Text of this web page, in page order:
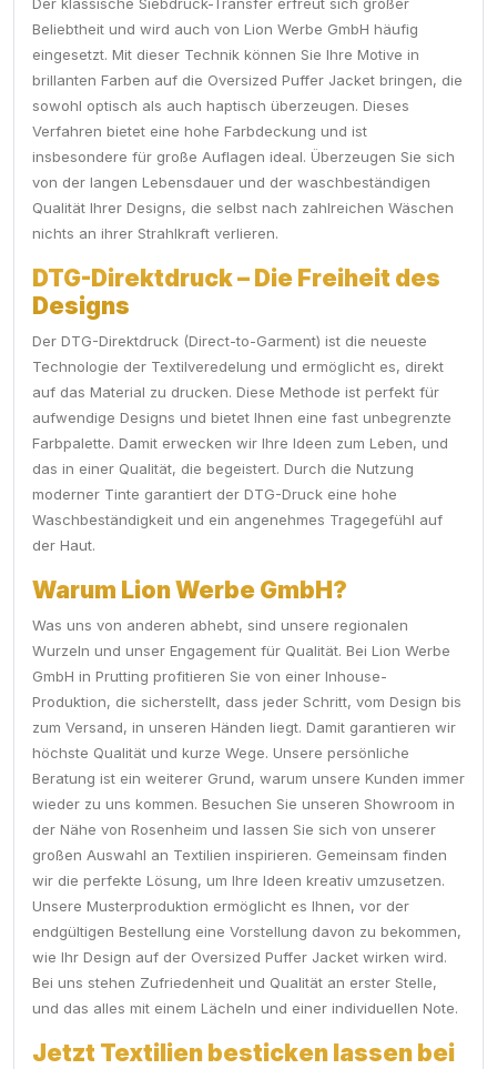
Beliebtheit und wird auch von Lion Werbe GmbH häufig
eingesetzt. Mit dieser Technik können Sie Ihre Motive in
brillanten Farben auf die Oversized Puffer Jacket bringen, die
sowohl optisch als auch haptisch überzeugen. Dieses
Verfahren bietet eine hohe Farbdeckung und ist
insbesondere für große Auflagen ideal. Überzeugen Sie sich
von der langen Lebensdauer und der waschbeständigen
Qualität Ihrer Designs, die selbst nach zahlreichen Wäschen
nichts an ihrer Strahlkraft verlieren.
DTG-Direktdruck – Die Freiheit des
Designs
Der DTG-Direktdruck (Direct-to-Garment) ist die neueste
Technologie der Textilveredelung und ermöglicht es, direkt
auf das Material zu drucken. Diese Methode ist perfekt für
aufwendige Designs und bietet Ihnen eine fast unbegrenzte
Farbpalette. Damit erwecken wir Ihre Ideen zum Leben, und
das in einer Qualität, die begeistert. Durch die Nutzung
moderner Tinte garantiert der DTG-Druck eine hohe
Waschbeständigkeit und ein angenehmes Tragegefühl auf
der Haut.
Warum Lion Werbe GmbH?
Was uns von anderen abhebt, sind unsere regionalen
Wurzeln und unser Engagement für Qualität. Bei Lion Werbe
GmbH in Prutting profitieren Sie von einer Inhouse-
Produktion, die sicherstellt, dass jeder Schritt, vom Design bis
zum Versand, in unseren Händen liegt. Damit garantieren wir
höchste Qualität und kurze Wege. Unsere persönliche
Beratung ist ein weiterer Grund, warum unsere Kunden immer
wieder zu uns kommen. Besuchen Sie unseren Showroom in
der Nähe von Rosenheim und lassen Sie sich von unserer
großen Auswahl an Textilien inspirieren. Gemeinsam finden
wir die perfekte Lösung, um Ihre Ideen kreativ umzusetzen.
Unsere Musterproduktion ermöglicht es Ihnen, vor der
endgültigen Bestellung eine Vorstellung davon zu bekommen,
wie Ihr Design auf der Oversized Puffer Jacket wirken wird.
Bei uns stehen Zufriedenheit und Qualität an erster Stelle,
und das alles mit einem Lächeln und einer individuellen Note.
Jetzt Textilien besticken lassen bei